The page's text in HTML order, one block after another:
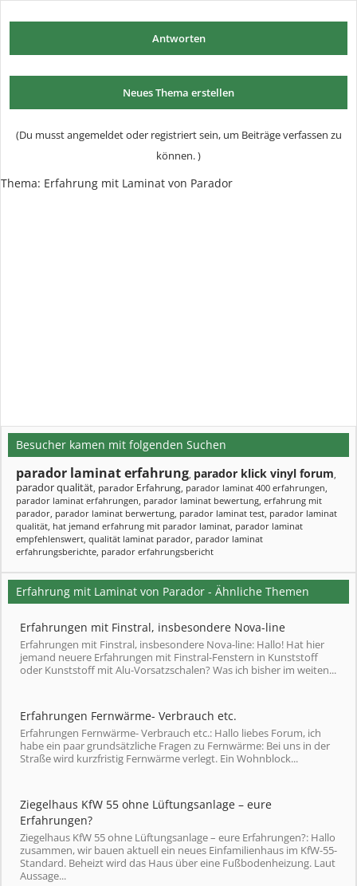
Antworten
Neues Thema erstellen
(Du musst angemeldet oder registriert sein, um Beiträge verfassen zu
können. )
Thema: Erfahrung mit Laminat von Parador
Besucher kamen mit folgenden Suchen
parador laminat erfahrung, parador klick vinyl forum,
parador qualität, parador Erfahrung, parador laminat 400 erfahrungen,
parador laminat erfahrungen, parador laminat bewertung, erfahrung mit
parador, parador laminat berwertung, parador laminat test, parador laminat
qualität, hat jemand erfahrung mit parador laminat, parador laminat
empfehlenswert, qualität laminat parador, parador laminat
erfahrungsberichte, parador erfahrungsbericht
Erfahrung mit Laminat von Parador - Ähnliche Themen
Erfahrungen mit Finstral, insbesondere Nova-line
Erfahrungen mit Finstral, insbesondere Nova-line: Hallo! Hat hier
jemand neuere Erfahrungen mit Finstral-Fenstern in Kunststoff
oder Kunststoff mit Alu-Vorsatzschalen? Was ich bisher im weiten...
Erfahrungen Fernwärme- Verbrauch etc.
Erfahrungen Fernwärme- Verbrauch etc.: Hallo liebes Forum, ich
habe ein paar grundsätzliche Fragen zu Fernwärme: Bei uns in der
Straße wird kurzfristig Fernwärme verlegt. Ein Wohnblock...
Ziegelhaus KfW 55 ohne Lüftungsanlage – eure
Erfahrungen?
Ziegelhaus KfW 55 ohne Lüftungsanlage – eure Erfahrungen?: Hallo
zusammen, wir bauen aktuell ein neues Einfamilienhaus im KfW-55-
Standard. Beheizt wird das Haus über eine Fußbodenheizung. Laut
Aussage...